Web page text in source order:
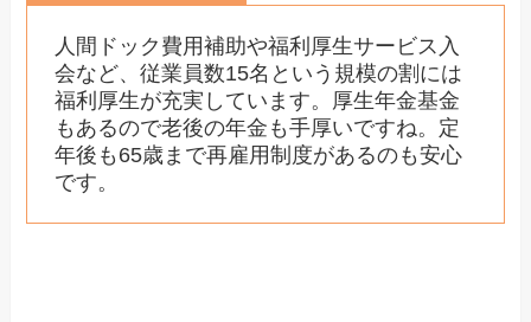
人間ドック費用補助や福利厚生サービス入
会など、従業員数15名という規模の割には
福利厚生が充実しています。厚生年金基金
もあるので老後の年金も手厚いですね。定
年後も65歳まで再雇用制度があるのも安心
です。